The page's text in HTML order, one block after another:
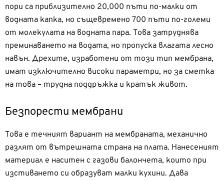
пори са приблизително 20,000 пъти по-малки от
водната капка, но същевремено 700 пъти по-големи
от молекулата на водната пара. Това затруднява
преминаването на водата, но пропуска влагата лесно
навън. Дрехите, изработени от този тип мембрана,
имат изключително високи параметри, но за сметка
на това – трудна поддръжка и кратък живот.
Безпорести мембрани
Това е течният вариант на мембраната, механично
разлят от вътрешната страна на плата. Нанесеният
материал е наситен с газови балончета, които при
изстиването си образуват малки кухини. Дава